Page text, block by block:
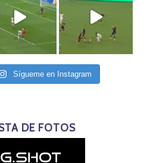
Sígueme en Instagram
DE FOTOS